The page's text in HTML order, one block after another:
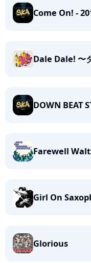
Come On! -
Dale Dale! 〜
DOWN BEAT
Farewell
Girl On
Glorious